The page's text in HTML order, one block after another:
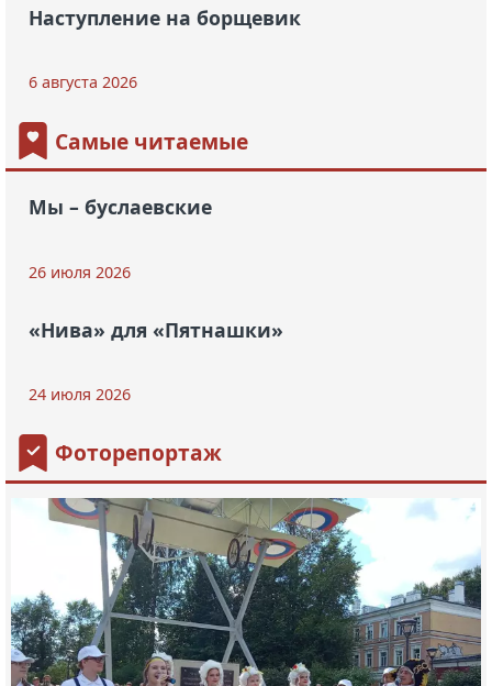
Наступление на борщевик
6 августа 2026
Самые читаемые
Мы – буслаевские
26 июля 2026
«Нива» для «Пятнашки»
24 июля 2026
Фоторепортаж